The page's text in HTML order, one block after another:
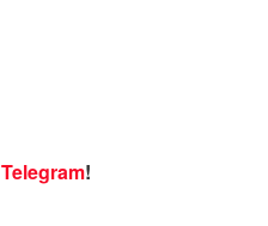
Telegram!